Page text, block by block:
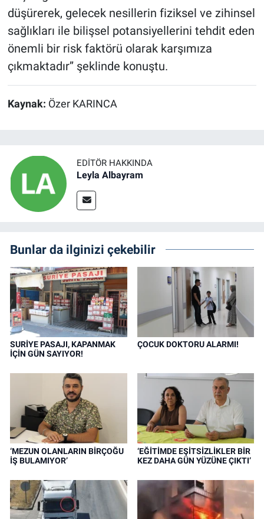
düşürerek, gelecek nesillerin fiziksel ve zihinsel
sağlıkları ile bilişsel potansiyellerini tehdit eden
önemli bir risk faktörü olarak karşımıza
çıkmaktadır’’ şeklinde konuştu.
Kaynak: Özer KARINCA
EDITÖR HAKKINDA
Leyla Albayram
Bunlar da ilginizi çekebilir
SURİYE PASAJI, KAPANMAK
İÇİN GÜN SAYIYOR!
ÇOCUK DOKTORU ALARMI!
‘MEZUN OLANLARIN BİRÇOĞU
İŞ BULAMIYOR’
‘EĞİTİMDE EŞİTSİZLİKLER BİR
KEZ DAHA GÜN YÜZÜNE ÇIKTI’